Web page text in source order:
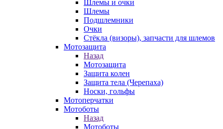
Шлемы и очки
Шлемы
Подшлемники
Очки
Стёкла (визоры), запчасти для шлемов
Мотозащита
Назад
Мотозащита
Защита колен
Защита тела (Черепаха)
Носки, гольфы
Мотоперчатки
Мотоботы
Назад
Мотоботы